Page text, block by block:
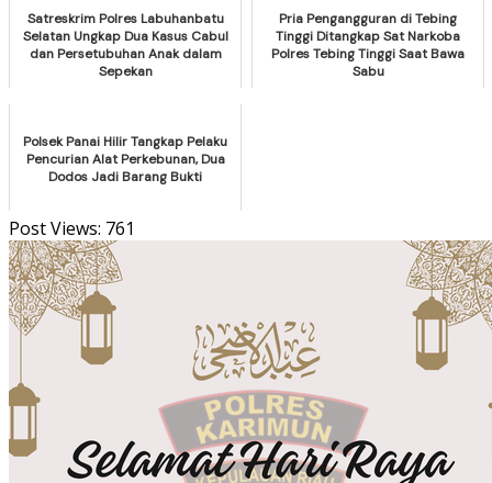
Satreskrim Polres Labuhanbatu
Selatan Ungkap Dua Kasus Cabul
dan Persetubuhan Anak dalam
Sepekan
Pria Pengangguran di Tebing
Tinggi Ditangkap Sat Narkoba
Polres Tebing Tinggi Saat Bawa
Sabu
Polsek Panai Hilir Tangkap Pelaku
Pencurian Alat Perkebunan, Dua
Dodos Jadi Barang Bukti
Post Views: 761